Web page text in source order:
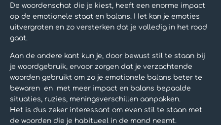
De woordenschat die je kiest, heeft een enorme impact
op de emotionele staat en balans. Het kan je emoties
uitvergroten en zo versterken dat je volledig in het rood
gaat.
Aan de andere kant kun je, door bewust stil te staan bij
je woordgebruik, ervoor zorgen dat je verzachtende
woorden gebruikt om zo je emotionele balans beter te
bewaren en met meer impact en balans bepaalde
situaties, ruzies, meningsverschillen aanpakken.
Het is dus zeker interessant om even stil te staan met
de woorden die je habitueel in de mond neemt.